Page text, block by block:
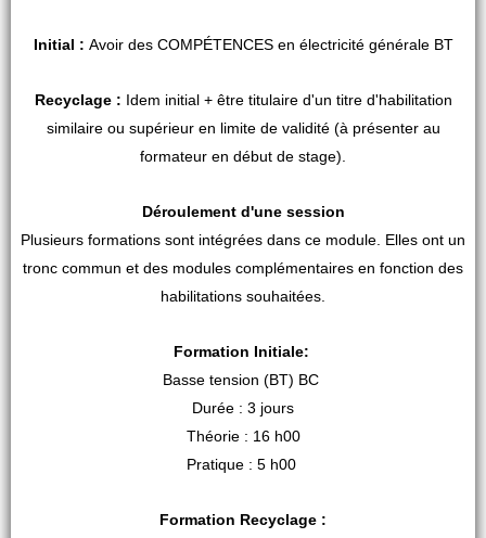
Initial : Avoir des COMPÉTENCES en électricité générale BT
Recyclage : Idem initial + être titulaire d'un titre d'habilitation
similaire ou supérieur en limite de validité (à présenter au
formateur en début de stage).
Déroulement d'une session
Plusieurs formations sont intégrées dans ce module. Elles ont un
tronc commun et des modules complémentaires en fonction des
habilitations souhaitées.
Formation Initiale:
Basse tension (BT) BC
Durée : 3 jours
Théorie : 16 h00
Pratique : 5 h00
Formation Recyclage :